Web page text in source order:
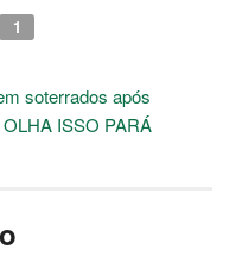
1
soterrados após
ISSO PARÁ